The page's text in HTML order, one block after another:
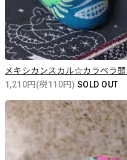
メキシカンスカル☆カラベラ頭
1,210円(税110円) SOLD OUT